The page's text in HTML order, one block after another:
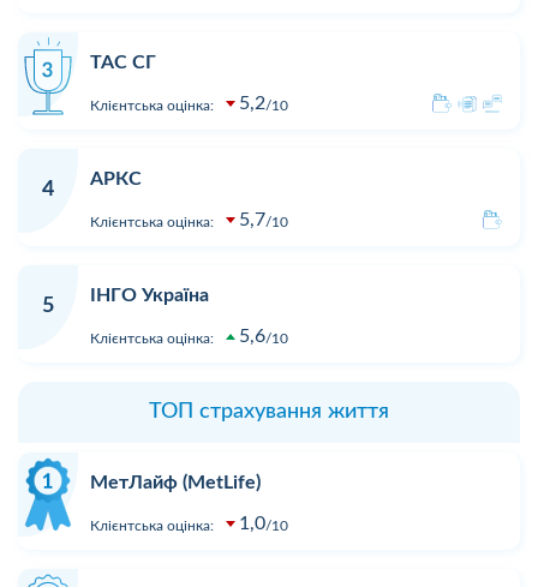
ТАС СГ
Клієнтська оцінка: 5,2 10
4
АРКС
Клієнтська оцінка: 5,7 10
5
ІНГО Україна
Клієнтська оцінка: 5,6 10
ТОП страхування життя
МетЛайф (MetLife)
Клієнтська оцінка: 1,0 10